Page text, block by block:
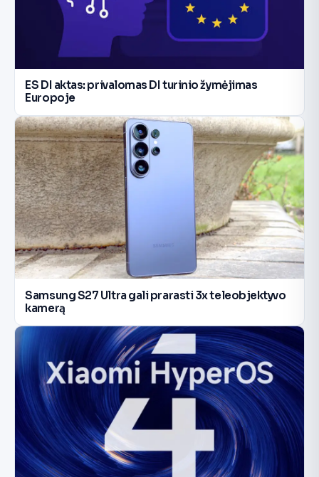
ES DI aktas: privalomas DI turinio žymėjimas
Europoje
Samsung S27 Ultra gali prarasti 3x teleobjektyvo
kamerą